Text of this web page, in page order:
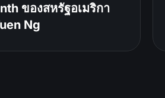
ของสหรัฐอเมริกา
Ng